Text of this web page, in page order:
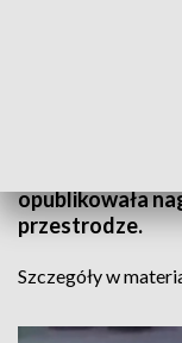
opublikowała
przestrodze.
Szczegóły w